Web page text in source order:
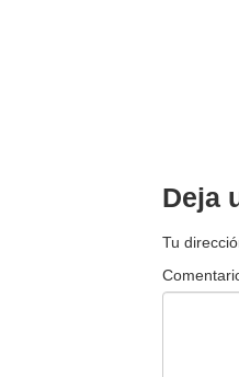
Deja
Tu